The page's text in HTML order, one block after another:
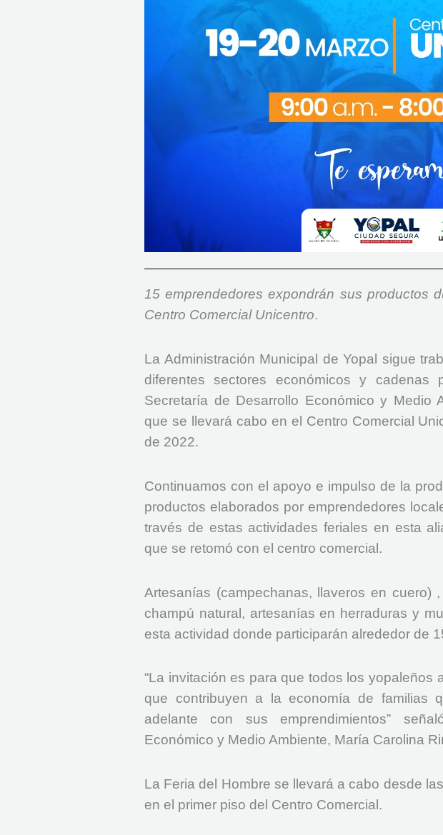
15 emprendedores expondrán sus productos
Centro Comercial Unicentro.
La Administración Municipal de Yopal sigue
diferentes sectores económicos y cadenas
Secretaría de Desarrollo Económico y Medio
que se llevará cabo en el Centro Comercial
de 2022.
Continuamos con el apoyo e impulso de la
productos elaborados por emprendedores
través de estas actividades feriales en esta
que se retomó con el centro comercial.
Artesanías (campechanas, llaveros en cuero)
champú natural, artesanías en herraduras y
esta actividad donde participarán alrededor de
“La invitación es para que todos los yopaleños
que contribuyen a la economía de familias
adelante con sus emprendimientos”
Económico y Medio Ambiente, María Carolina
La Feria del Hombre se llevará a cabo desde
en el primer piso del Centro Comercial.